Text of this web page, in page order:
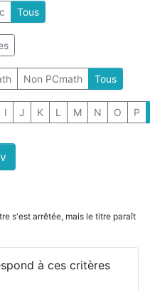
Tous
Non PCmath Tous
I J K L M N O P
s'est arrêtée, mais le titre paraît
à ces critères